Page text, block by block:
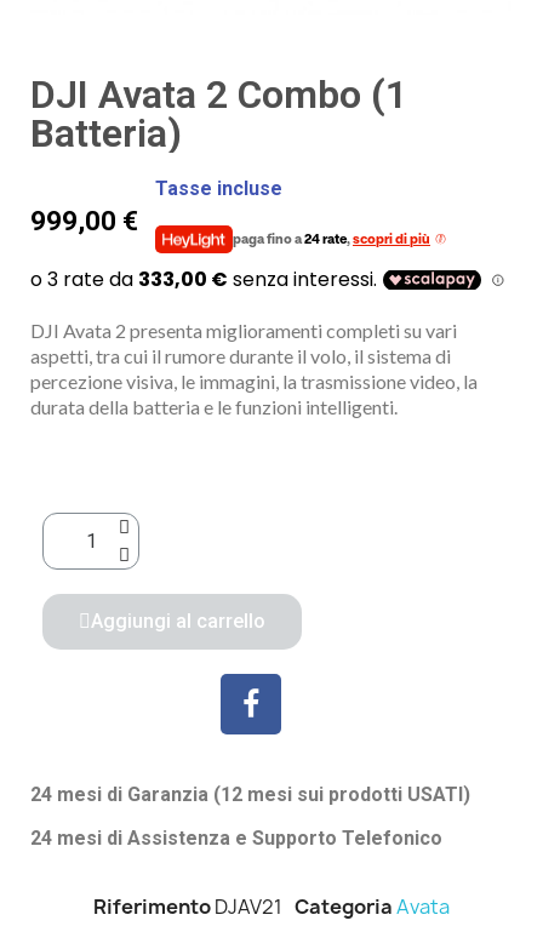
DJI Avata 2 Combo (1
Batteria)
999,00 €
Tasse incluse
paga fino a24 rate,scopri di più
DJI Avata 2 presenta miglioramenti completi su vari
aspetti, tra cui il rumore durante il volo, il sistema di
percezione visiva, le immagini, la trasmissione video, la
durata della batteria e le funzioni intelligenti.
Aggiungi al carrello
24 mesi di Garanzia (12 mesi sui prodotti USATI)
24 mesi di Assistenza e Supporto Telefonico
RiferimentoDJAV21 CategoriaAvata